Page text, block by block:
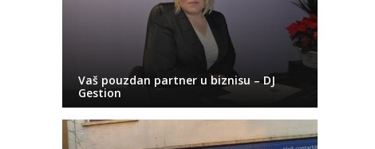
Vaš pouzdan partner u biznisu – DJ
Gestion